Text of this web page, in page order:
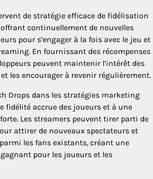
de stratégie efficace de fidélisation
continuellement de nouvelles
pour s’engager à la fois avec le jeu et
En fournissant des récompenses
peuvent maintenir l’intérêt des
les encourager à revenir régulièrement.
Drops dans les stratégies marketing
fidélité accrue des joueurs et à une
Les streamers peuvent tirer parti de
attirer de nouveaux spectateurs et
les fans existants, créant une
pour les joueurs et les